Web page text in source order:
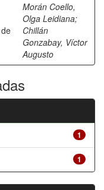
Morán Coello,
Olga Leidiana;
Chillán
Gonzabay, Víctor
Augusto
1
1